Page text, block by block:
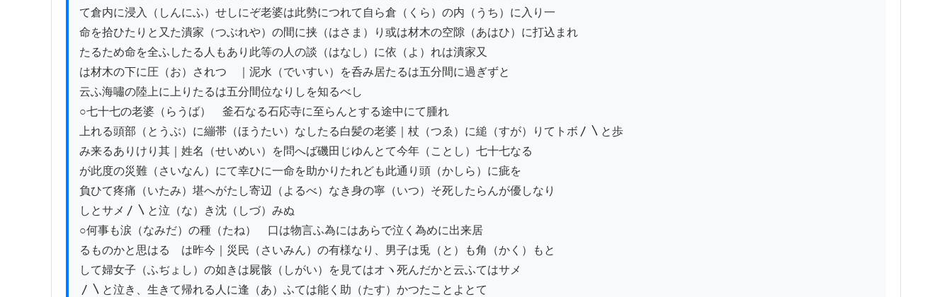
て倉内に浸入（しんにふ）せしにぞ老婆は此勢につれて自ら倉（くら）の内（うち）に入り一
命を拾ひたりと又た潰家（つぶれや）の間に挟（はさま）り或は材木の空隙（あはひ）に打込まれ
たるため命を全ふしたる人もあり此等の人の談（はなし）に依（よ）れは潰家又
は材木の下に圧（お）されつゝ｜泥水（でいすい）を呑み居たるは五分間に過ぎずと
云ふ海嘯の陸上に上りたるは五分間位なりしを知るべし
○七十七の老婆（らうば）　釜石なる石応寺に至らんとする途中にて腫れ
上れる頭部（とうぶ）に繃帯（ほうたい）なしたる白髪の老婆｜杖（つゑ）に縋（すが）りてトボ〳〵と歩
み来るありけり其｜姓名（せいめい）を問へば磯田じゆんとて今年（ことし）七十七なる
が此度の災難（さいなん）にて幸ひに一命を助かりたれども此通り頭（かしら）に疵を
負ひて疼痛（いたみ）堪へがたし寄辺（よるべ）なき身の寧（いつ）そ死したらんが優しなり
しとサメ〳〵と泣（な）き沈（しづ）みぬ
○何事も涙（なみだ）の種（たね）　口は物言ふ為にはあらで泣く為めに出来居
るものかと思はるゝは昨今｜災民（さいみん）の有様なり、男子は兎（と）も角（かく）もと
して婦女子（ふぢょし）の如きは屍骸（しがい）を見てはオヽ死んだかと云ふてはサメ
〳〵と泣き、生きて帰れる人に逢（あ）ふては能く助（たす）かつたことよとて